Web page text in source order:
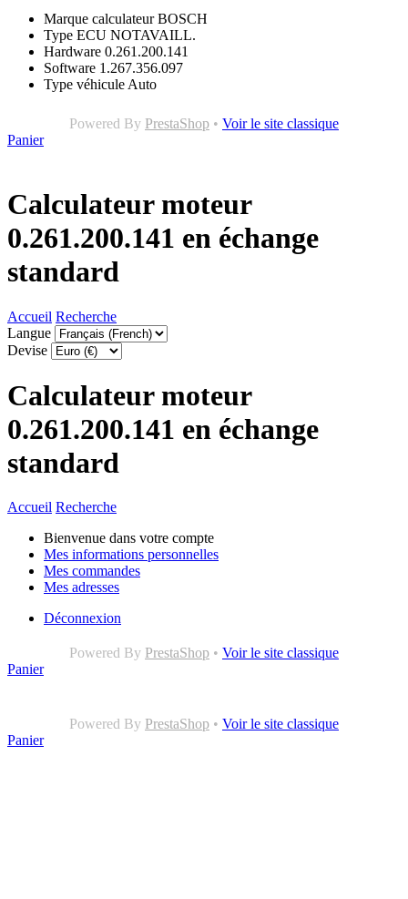
Marque calculateur BOSCH
Type ECU NOTAVAILL.
Hardware 0.261.200.141
Software 1.267.356.097
Type véhicule Auto
Powered By PrestaShop • Voir le site classique
Panier
Calculateur moteur
0.261.200.141 en échange
standard
Accueil Recherche
Langue
Devise
Calculateur moteur
0.261.200.141 en échange
standard
Accueil Recherche
Bienvenue dans votre compte
Mes informations personnelles
Mes commandes
Mes adresses
Déconnexion
Powered By PrestaShop • Voir le site classique
Panier
Powered By PrestaShop • Voir le site classique
Panier